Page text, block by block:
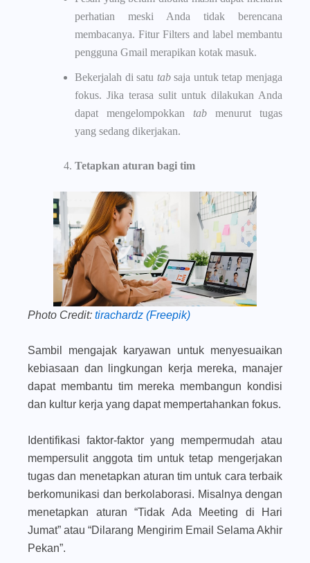
perhatian meski Anda tidak berencana
membacanya. Fitur Filters and label membantu
pengguna Gmail merapikan kotak masuk.
Bekerjalah di satu tabsaja untuk tetap menjaga
fokus. Jika terasa sulit untuk dilakukan Anda
dapat mengelompokkan tab menurut tugas
yang sedang dikerjakan.
Tetapkan aturan bagi tim
Photo Credit: tirachardz (Freepik)
Sambil mengajak karyawan untuk menyesuaikan
kebiasaan dan lingkungan kerja mereka, manajer
dapat membantu tim mereka membangun kondisi
dan kultur kerja yang dapat mempertahankan fokus.
Identifikasi faktor-faktor yang mempermudah atau
mempersulit anggota tim untuk tetap mengerjakan
tugas dan menetapkan aturan tim untuk cara terbaik
berkomunikasi dan berkolaborasi. Misalnya dengan
menetapkan aturan “Tidak Ada Meeting di Hari
Jumat” atau “Dilarang Mengirim Email Selama Akhir
Pekan”.